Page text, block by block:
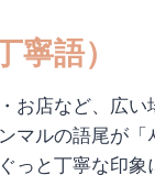
寧語）
お店など、広
マルの語尾が「
っと丁寧な印象